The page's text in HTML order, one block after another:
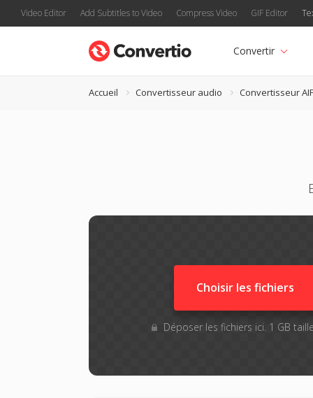
Video Editor Add Subtitles to Video Compress Video GIF Editor
Convertir
Accueil Convertisseur audio Convertisseur
Choisir les fichiers
Déposer les fichiers ici. 1 GB